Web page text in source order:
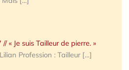
« Je suis Tailleur de pierre. »
Profession : Tailleur […]